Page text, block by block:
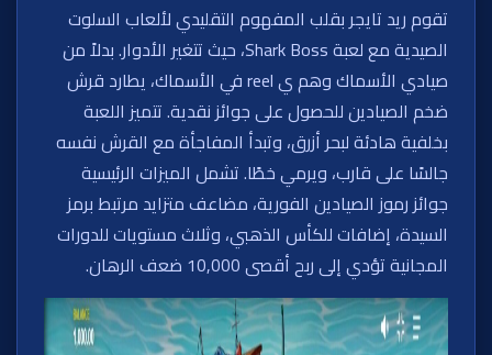
تقوم ريد تايجر بقلب المفهوم التقليدي لألعاب السلوت
الصيدية مع لعبة Shark Boss، حيث تتغير الأدوار. بدلاً من
صيادي الأسماك وهم ي reel في الأسماك، يطارد قرش
ضخم الصيادين للحصول على جوائز نقدية. تتميز اللعبة
بخلفية هادئة لبحر أزرق، وتبدأ المفاجأة مع القرش نفسه
جالسًا على قارب، ويرمي خطًا. تشمل الميزات الرئيسية
جوائز رموز الصيادين الفورية، مضاعف متزايد مرتبط برمز
السيدة، إضافات للكأس الذهبي، وثلاث مستويات للدورات
المجانية تؤدي إلى ربح أقصى 10,000 ضعف الرهان.